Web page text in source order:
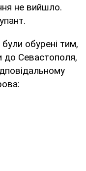
не вийшло.
були обурені тим,
до Севастополя,